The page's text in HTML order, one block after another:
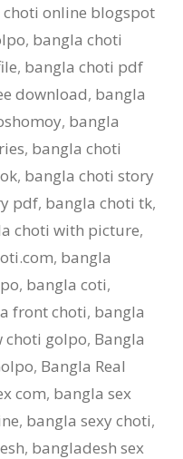
online blogspot
, bangla choti
, bangla choti pdf
download, bangla
, bangla
, bangla choti
, bangla choti story
pdf, bangla choti tk,
choti with picture,
, bangla
, bangla coti,
front choti, bangla
choti golpo, Bangla
, Bangla Real
com, bangla sex
, bangla sexy choti,
, bangladesh sex